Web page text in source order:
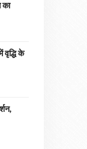
का
वृद्धि के